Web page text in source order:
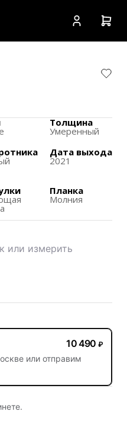
Толщина
Умеренный
Дата выхода
2021
Планка
Молния
или измерить
10 490 ₽
или отправим